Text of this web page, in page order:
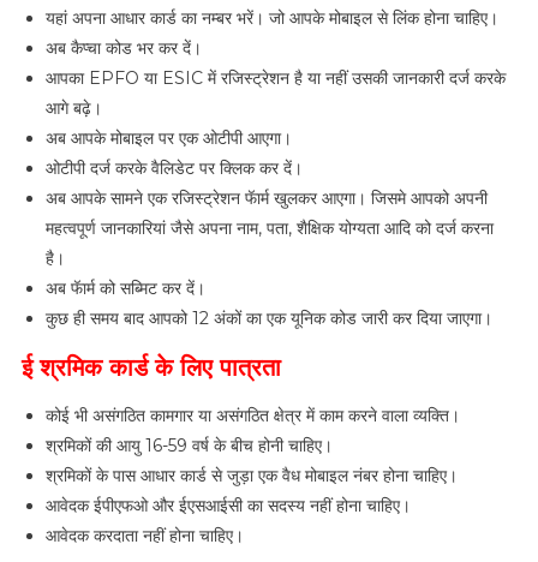
यहां अपना आधार कार्ड का नम्बर भरें। जो आपके मोबाइल से लिंक होना चाहिए।
अब कैप्चा कोड भर कर दें।
आपका EPFO या ESIC में रजिस्ट्रेशन है या नहीं उसकी जानकारी दर्ज करके
आगे बढ़े।
अब आपके मोबाइल पर एक ओटीपी आएगा।
ओटीपी दर्ज करके वैलिडेट पर क्लिक कर दें।
अब आपके सामने एक रजिस्ट्रेशन फॅार्म खुलकर आएगा। जिसमे आपको अपनी
महत्वपूर्ण जानकारियां जैसे अपना नाम, पता, शैक्षिक योग्यता आदि को दर्ज करना
है।
अब फॅार्म को सब्मिट कर दें।
कुछ ही समय बाद आपको 12 अंकों का एक यूनिक कोड जारी कर दिया जाएगा।
ई श्रमिक कार्ड के लिए पात्रता
कोई भी असंगठित कामगार या असंगठित क्षेत्र में काम करने वाला व्यक्ति।
श्रमिकों की आयु 16-59 वर्ष के बीच होनी चाहिए।
श्रमिकों के पास आधार कार्ड से जुड़ा एक वैध मोबाइल नंबर होना चाहिए।
आवेदक ईपीएफओ और ईएसआईसी का सदस्य नहीं होना चाहिए।
आवेदक करदाता नहीं होना चाहिए।